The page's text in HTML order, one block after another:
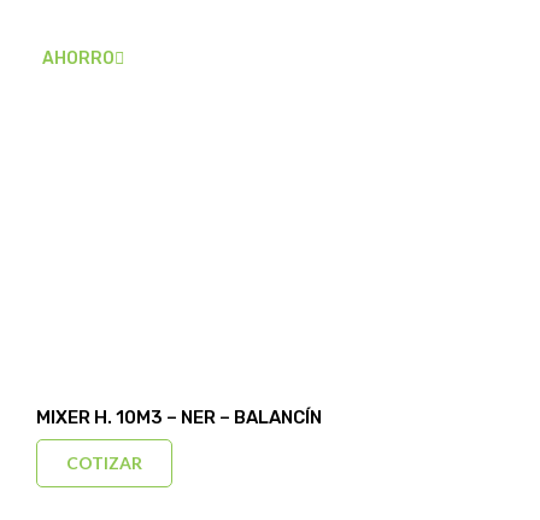
AHORRO
MIXER H. 10M3 – NER – BALANCÍN
COTIZAR